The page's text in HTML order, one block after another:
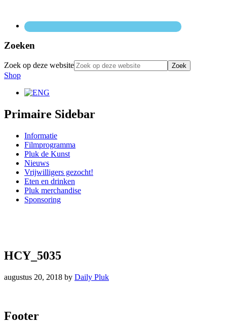
Zoeken
Zoek op deze website
Shop
Primaire Sidebar
Informatie
Filmprogramma
Pluk de Kunst
Nieuws
Vrijwilligers gezocht!
Eten en drinken
Pluk merchandise
Sponsoring
HCY_5035
augustus 20, 2018 by Daily Pluk
Footer